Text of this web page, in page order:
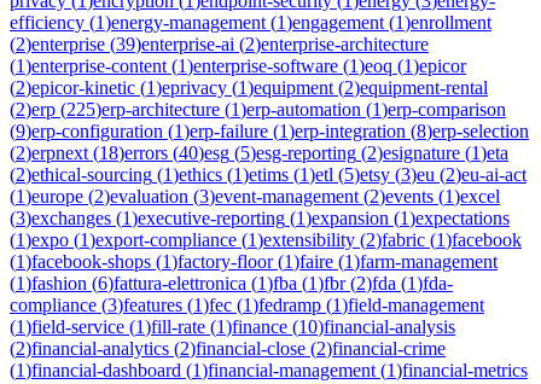
efficiency (1)energy-management (1)engagement (1)enrollment
(2)enterprise (39)enterprise-ai (2)enterprise-architecture
(1)enterprise-content (1)enterprise-software (1)eoq (1)epicor
(2)epicor-kinetic (1)eprivacy (1)equipment (2)equipment-rental
(2)erp (225)erp-architecture (1)erp-automation (1)erp-comparison
(9)erp-configuration (1)erp-failure (1)erp-integration (8)erp-selection
(2)erpnext (18)errors (40)esg (5)esg-reporting (2)esignature (1)eta
(2)ethical-sourcing (1)ethics (1)etims (1)etl (5)etsy (3)eu (2)eu-ai-act
(1)europe (2)evaluation (3)event-management (2)events (1)excel
(3)exchanges (1)executive-reporting (1)expansion (1)expectations
(1)expo (1)export-compliance (1)extensibility (2)fabric (1)facebook
(1)facebook-shops (1)factory-floor(1)faire (1)farm-management
(1)fashion (6)fattura-elettronica (1)fba (1)fbr(2)fda (1)fda-
compliance (3)features (1)fec (1)fedramp (1)field-management
(1)field-service (1)fill-rate (1)finance (10)financial-analysis
(2)financial-analytics (2)financial-close (2)financial-crime
(1)financial-dashboard (1)financial-management (1)financial-metrics